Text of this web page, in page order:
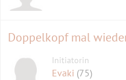
Doppelkopf mal
Initiatorin
Evaki (75)